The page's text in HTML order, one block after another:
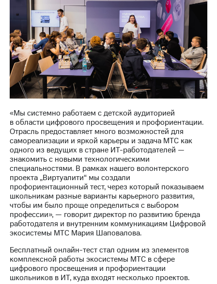
информации
Информация
акционерам
Документы
ПАО
"МТС"
Собрания
акционеров
Личный
кабинет
акционера
Акционерный
капитал
Контроль
и
аудит
Рынок
акций
Описание
Программа
приобретения
Порядок
выкупа
акций
Дивиденды
Рынок
облигаций
Описание
«Мы системно работаем с детской аудиторией
в области цифрового просвещения и профориентации.
Отрасль предоставляет много возможностей для
самореализации и яркой карьеры и задача МТС как
одного из ведущих в стране ИТ-работодателей —
знакомить с новыми технологическими
специальностями. В рамках нашего волонтерского
проекта „Виртуалити“ мы создали
профориентационный тест, через который показываем
школьникам разные варианты карьерного развития,
чтобы им было проще определиться с выбором
профессии», — говорит директор по развитию бренда
работодателя и внутренним коммуникациям Цифровой
экосистемы МТС Мария Шаповалова.
Бесплатный онлайн-тест стал одним из элементов
комплексной работы экосистемы МТС в сфере
цифрового просвещения и профориентации
школьников в ИТ, куда входят несколько проектов.